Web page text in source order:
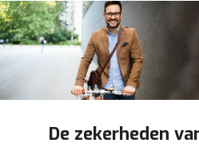
De zekerheden